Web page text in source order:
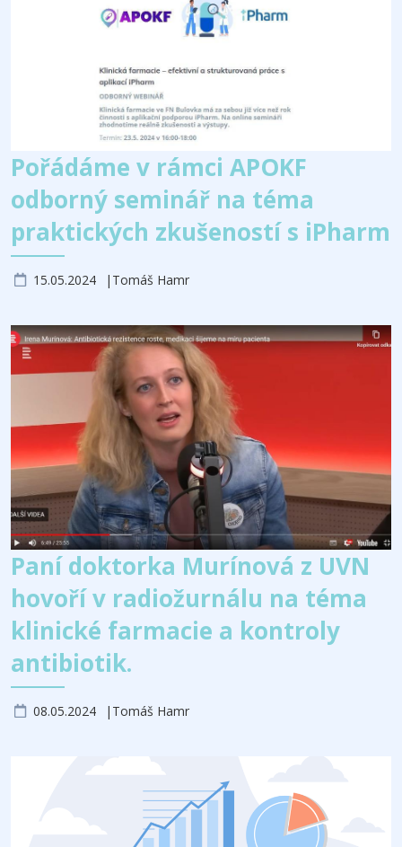
Pořádáme v rámci APOKF
odborný seminář na téma
praktických zkušeností s iPharm
15.05.2024 Tomáš Hamr
Paní doktorka Murínová z UVN
hovoří v radiožurnálu na téma
klinické farmacie a kontroly
antibiotik.
08.05.2024 Tomáš Hamr